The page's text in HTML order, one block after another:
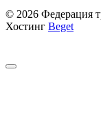
© 2026 Федерация
Хостинг Beget